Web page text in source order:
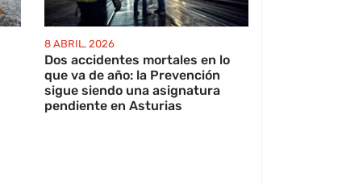
8 ABRIL, 2026
Dos accidentes mortales en lo
que va de año: la Prevención
sigue siendo una asignatura
pendiente en Asturias